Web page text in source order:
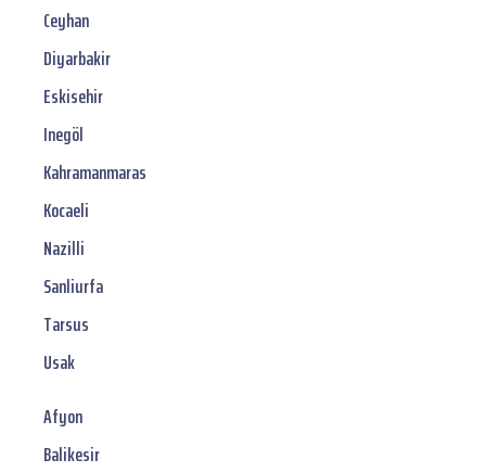
Ceyhan
Diyarbakir
Eskisehir
Inegöl
Kahramanmaras
Kocaeli
Nazilli
Sanliurfa
Tarsus
Usak
Afyon
Balikesir